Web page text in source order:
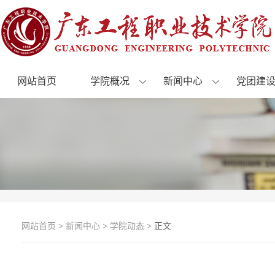
网站首页 学院概况 新闻中心 党团建设
网站首页 > 新闻中心 > 学院动态 > 正文